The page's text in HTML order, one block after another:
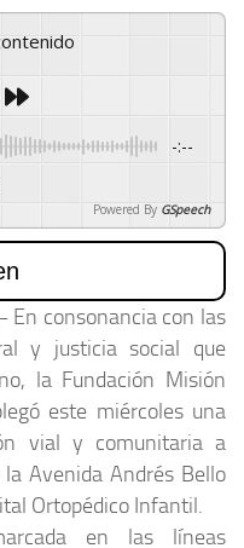
-:--
Powered By GSpeech
En consonancia con las
y justicia social que
la Fundación Misión
este miércoles una
vial y comunitaria a
Avenida Andrés Bello
Ortopédico Infantil.
en las líneas